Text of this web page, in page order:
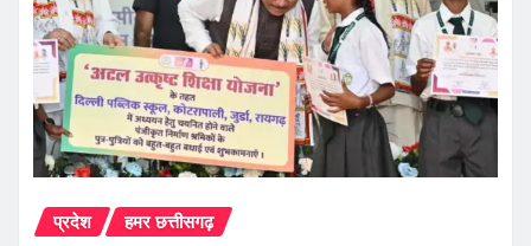
प्रदेश हमर छत्तीसगढ़